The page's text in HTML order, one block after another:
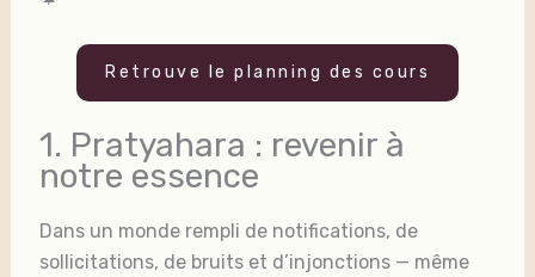
Retrouve le planning des cours
1. Pratyahara : revenir à
notre essence
Dans un monde rempli de notifications, de
sollicitations, de bruits et d’injonctions — même